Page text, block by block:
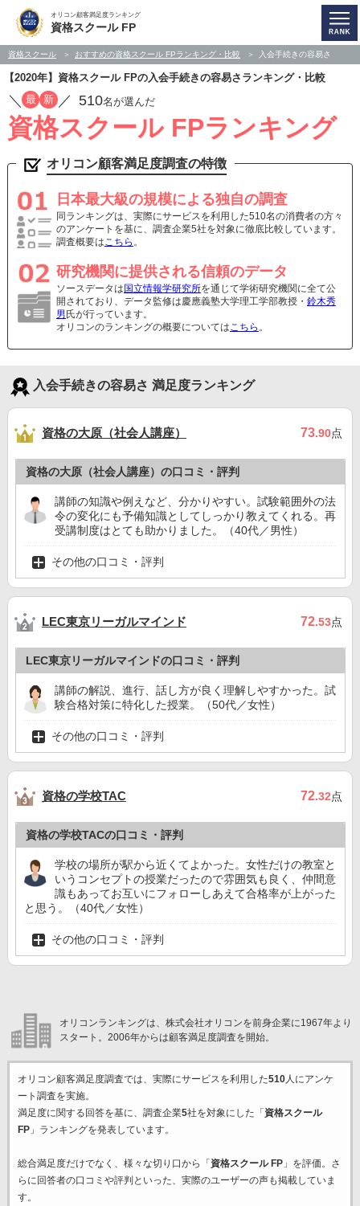
オリコン顧客満足度ランキング
資格スクール FP
資格スクール おすすめの資格スクール FPランキング・比較 入会手続きの容易さ
【2020年】資格スクール FPの入会手続きの容易さランキング・比較
／ 最 新 ／ 510名が選んだ
資格スクール FPランキング
オリコン顧客満足度調査の特徴
日本最大級の規模による独自の調査
同ランキングは、実際にサービスを利用した510名の消費者の方々
のアンケートを基に、調査企業5社を対象に徹底比較しています。
調査概要はこちら 。
研究機関に提供される信頼のデータ
ソースデータは 国立情報学研究所を通じて学術研究機関に全て公
開されており、データ監修は慶應義塾大学理工学部教授・ 鈴木秀
男 氏が行っています。
オリコンのランキングの概要についてはこちら 。
入会手続きの容易さ 満足度ランキング
資格の大原（社会人講座） 73.90点
資格の大原（社会人講座）の口コミ・評判
講師の知識や例えなど、分かりやすい。試験範囲外の法
令の変化にも予備知識としてしっかり教えてくれる。再
受講制度はとても助かりました。（40代／男性）
その他の口コミ・評判
LEC東京リーガルマインド 72.53点
LEC東京リーガルマインドの口コミ・評判
講師の解説、進行、話し方が良く理解しやすかった。試
験合格対策に特化した授業。（50代／女性）
その他の口コミ・評判
資格の学校TAC 72.32点
資格の学校TACの口コミ・評判
学校の場所が駅から近くてよかった。女性だけの教室と
いうコンセプトの授業だったので雰囲気も良く、仲間意
識もあってお互いにフォローしあえて合格率が上がった
と思う。（40代／女性）
その他の口コミ・評判
オリコンランキングは、株式会社オリコンを前身企業に1967年より
スタート。2006年からは顧客満足度調査を開始。
オリコン顧客満足度調査では、実際にサービスを利用した510人にアンケ
ート調査を実施。
満足度に関する回答を基に、調査企業5社を対象にした「 資格スクール
FP」ランキングを発表しています。
総合満足度だけでなく、様々な切り口から「 資格スクール FP」を評価。さ
らに回答者の口コミや評判といった、実際のユーザーの声も掲載していま
す。